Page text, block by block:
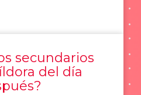
secundarios
del día